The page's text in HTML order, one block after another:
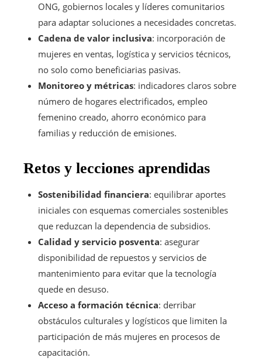
ONG, gobiernos locales y líderes comunitarios
para adaptar soluciones a necesidades concretas.
Cadena de valor inclusiva: incorporación de
mujeres en ventas, logística y servicios técnicos,
no solo como beneficiarias pasivas.
Monitoreo y métricas: indicadores claros sobre
número de hogares electrificados, empleo
femenino creado, ahorro económico para
familias y reducción de emisiones.
Retos y lecciones aprendidas
Sostenibilidad financiera: equilibrar aportes
iniciales con esquemas comerciales sostenibles
que reduzcan la dependencia de subsidios.
Calidad y servicio posventa: asegurar
disponibilidad de repuestos y servicios de
mantenimiento para evitar que la tecnología
quede en desuso.
Acceso a formación técnica: derribar
obstáculos culturales y logísticos que limiten la
participación de más mujeres en procesos de
capacitación.